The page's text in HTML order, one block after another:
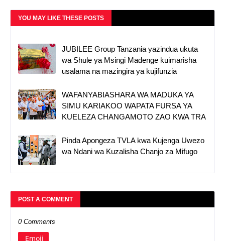
YOU MAY LIKE THESE POSTS
JUBILEE Group Tanzania yazindua ukuta
wa Shule ya Msingi Madenge kuimarisha
usalama na mazingira ya kujifunzia
WAFANYABIASHARA WA MADUKA YA
SIMU KARIAKOO WAPATA FURSA YA
KUELEZA CHANGAMOTO ZAO KWA TRA
Pinda Apongeza TVLA kwa Kujenga Uwezo
wa Ndani wa Kuzalisha Chanjo za Mifugo
POST A COMMENT
0 Comments
Emoji